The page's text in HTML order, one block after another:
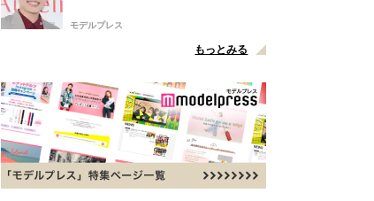
点変更のため
モデルプレス
もっとみる